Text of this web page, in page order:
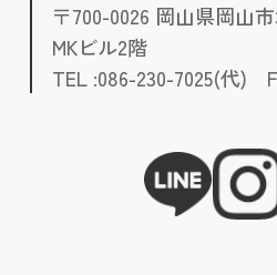
〒700-0026 岡山県岡山
MKビル2階
TEL :086-230-7025(代)